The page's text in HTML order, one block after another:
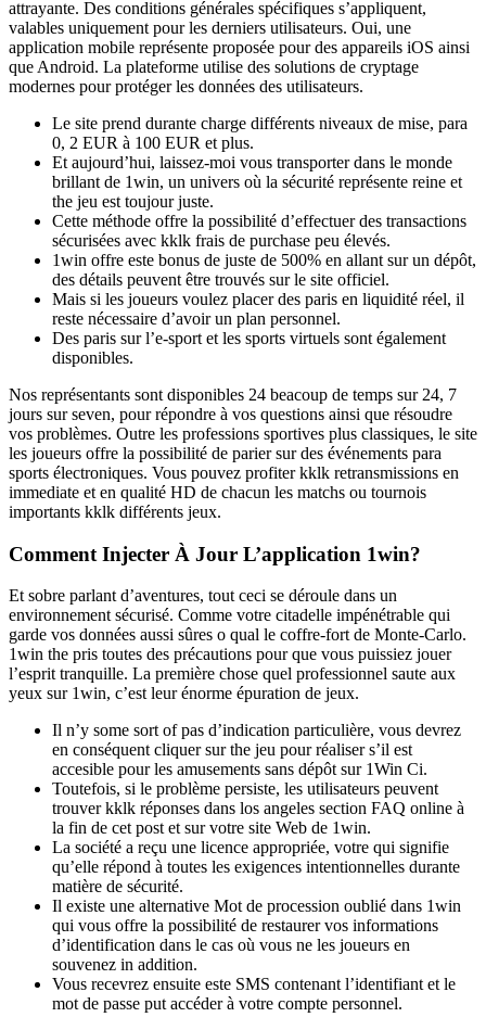
attrayante. Des conditions générales spécifiques s’appliquent,
valables uniquement pour les derniers utilisateurs. Oui, une
application mobile représente proposée pour des appareils iOS ainsi
que Android. La plateforme utilise des solutions de cryptage
modernes pour protéger les données des utilisateurs.
Le site prend durante charge différents niveaux de mise, para
0, 2 EUR à 100 EUR et plus.
Et aujourd’hui, laissez-moi vous transporter dans le monde
brillant de 1win, un univers où la sécurité représente reine et
the jeu est toujour juste.
Cette méthode offre la possibilité d’effectuer des transactions
sécurisées avec kklk frais de purchase peu élevés.
1win offre este bonus de juste de 500% en allant sur un dépôt,
des détails peuvent être trouvés sur le site officiel.
Mais si les joueurs voulez placer des paris en liquidité réel, il
reste nécessaire d’avoir un plan personnel.
Des paris sur l’e-sport et les sports virtuels sont également
disponibles.
Nos représentants sont disponibles 24 beacoup de temps sur 24, 7
jours sur seven, pour répondre à vos questions ainsi que résoudre
vos problèmes. Outre les professions sportives plus classiques, le site
les joueurs offre la possibilité de parier sur des événements para
sports électroniques. Vous pouvez profiter kklk retransmissions en
immediate et en qualité HD de chacun les matchs ou tournois
importants kklk différents jeux.
Comment Injecter À Jour L’application 1win?
Et sobre parlant d’aventures, tout ceci se déroule dans un
environnement sécurisé. Comme votre citadelle impénétrable qui
garde vos données aussi sûres o qual le coffre-fort de Monte-Carlo.
1win the pris toutes des précautions pour que vous puissiez jouer
l’esprit tranquille. La première chose quel professionnel saute aux
yeux sur 1win, c’est leur énorme épuration de jeux.
Il n’y some sort of pas d’indication particulière, vous devrez
en conséquent cliquer sur the jeu pour réaliser s’il est
accesible pour les amusements sans dépôt sur 1Win Ci.
Toutefois, si le problème persiste, les utilisateurs peuvent
trouver kklk réponses dans los angeles section FAQ online à
la fin de cet post et sur votre site Web de 1win.
La société a reçu une licence appropriée, votre qui signifie
qu’elle répond à toutes les exigences intentionnelles durante
matière de sécurité.
Il existe une alternative Mot de procession oublié dans 1win
qui vous offre la possibilité de restaurer vos informations
d’identification dans le cas où vous ne les joueurs en
souvenez in addition.
Vous recevrez ensuite este SMS contenant l’identifiant et le
mot de passe put accéder à votre compte personnel.